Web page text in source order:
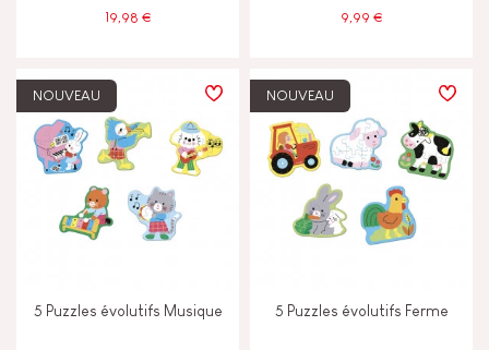
2-3 2 - 3 ans
4 - 5 ans
6 - 7 ans
8+ 8 ans et +
19,98 € 9,99 €
NOUVEAU
5 Puzzles évolutifs Musique
NOUVEAU
5 Puzzles évolutifs Ferme